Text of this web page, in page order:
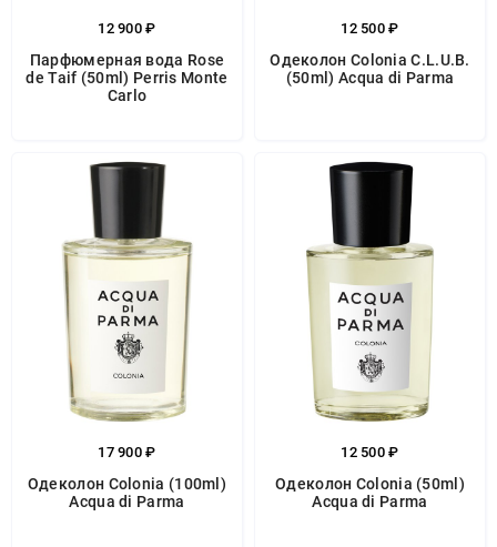
12 900 ₽
Парфюмерная вода Rose
de Taif (50ml) Perris Monte
Carlo
12 500 ₽
Одеколон Colonia C.L.U.B.
(50ml) Acqua di Parma
17 900 ₽
Одеколон Colonia (100ml)
Acqua di Parma
12 500 ₽
Одеколон Colonia (50ml)
Acqua di Parma